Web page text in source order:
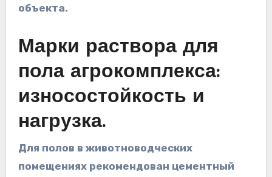
объекта.
Марки раствора для
пола агрокомплекса:
износостойкость и
нагрузка.
Для полов в животноводческих
помещениях рекомендован цементный